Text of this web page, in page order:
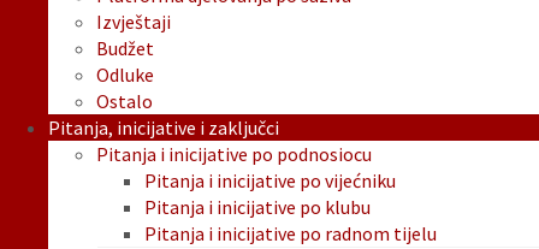
Izvještaji
Budžet
Odluke
Ostalo
Pitanja, inicijative i zaključci
Pitanja i inicijative po podnosiocu
Pitanja i inicijative po vijećniku
Pitanja i inicijative po klubu
Pitanja i inicijative po radnom tijelu